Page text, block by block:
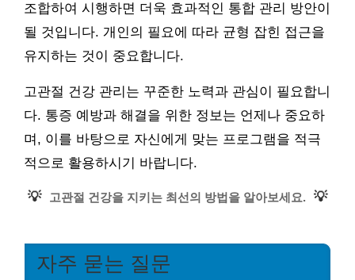
조합하여 시행하면 더욱 효과적인 통합 관리 방안이
될 것입니다. 개인의 필요에 따라 균형 잡힌 접근을
유지하는 것이 중요합니다.
고관절 건강 관리는 꾸준한 노력과 관심이 필요합니
다. 통증 예방과 해결을 위한 정보는 언제나 중요하
며, 이를 바탕으로 자신에게 맞는 프로그램을 적극
적으로 활용하시기 바랍니다.
💡 고관절 건강을 지키는 최선의 방법을 알아보세요. 💡
자주 묻는 질문